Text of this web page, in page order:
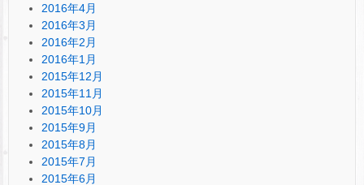
2016年4月
2016年3月
2016年2月
2016年1月
2015年12月
2015年11月
2015年10月
2015年9月
2015年8月
2015年7月
2015年6月